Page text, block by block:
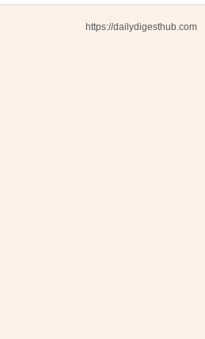
https://dailydigesthub.com